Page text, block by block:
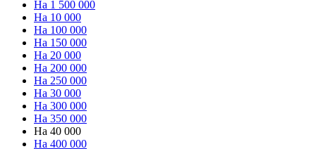
На 1 500 000
На 10 000
На 100 000
На 150 000
На 20 000
На 200 000
На 250 000
На 30 000
На 300 000
На 350 000
На 40 000
На 400 000